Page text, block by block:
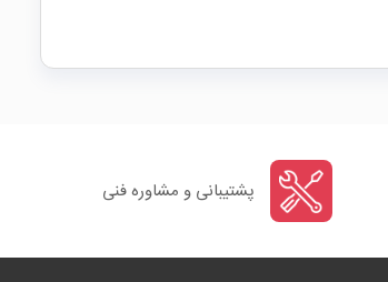
پشتیبانی و مشاوره فنی